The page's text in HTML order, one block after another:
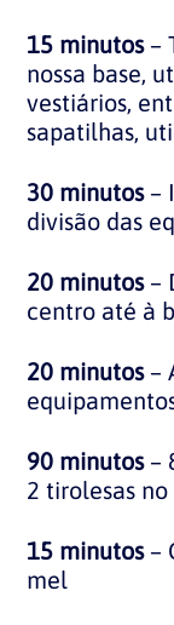
15 minutos–
nossa base,
vestiários,
sapatilhas,
30 minutos–
divisão das
20 minutos–
centro até à
20 minutos–
90 minutos–
2 tirolesas
15 minutos–
mel